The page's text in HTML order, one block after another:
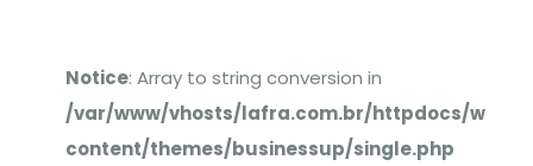
Notice: Array to string conversion in
/var/www/vhosts/lafra.com.br/httpdocs/wp-
content/themes/businessup/single.php